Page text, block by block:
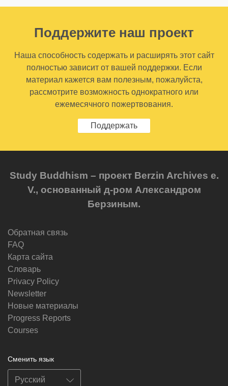
Поддержите наш проект
Наша способность содержать и расширять этот сайт
полностью зависит от вашей поддержки. Если
материал кажется вам полезным, пожалуйста,
рассмотрите возможность однократного или
ежемесячного пожертвования.
Поддержать
Study Buddhism – проект Berzin Archives e.
V., основанный д-ром Александром
Берзиным.
Обратная связь
FAQ
Карта сайта
Словарь
Privacy Policy
Newsletter
Новые материалы
Progress Reports
Courses
Сменить язык